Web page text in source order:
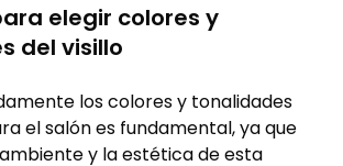
elegir colores y
del visillo
los colores y tonalidades
el salón es fundamental, ya que
y la estética de esta